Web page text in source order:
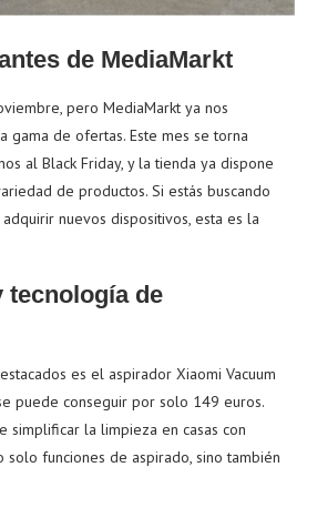
de MediaMarkt
pero MediaMarkt ya nos
gama de ofertas. Este mes se torna
al Black Friday, y la tienda ya dispone
de productos. Si estás buscando
nuevos dispositivos, esta es la
tecnología de
es el aspirador Xiaomi Vacuum
puede conseguir por solo 149 euros.
simplificar la limpieza en casas con
solo funciones de aspirado, sino también